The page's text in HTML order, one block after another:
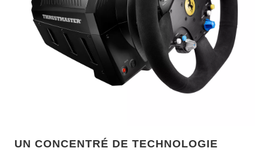
UN CONCENTRÉ DE TECHNOLOGIE